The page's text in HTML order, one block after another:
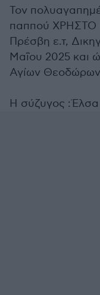
Τον
παππού
Πρέσβη ε.τ,
Μαΐου 2025 και
Αγίων Θεοδώρων
Η σύζυγος :Έλσα